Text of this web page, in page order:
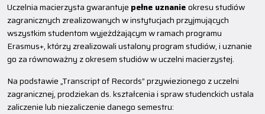
Uczelnia macierzysta gwarantuje pełne uznanieokresu studiów
zagranicznych zrealizowanych w instytucjach przyjmujących
wszystkim studentom wyjeżdżającym w ramach programu
Erasmus+, którzy zrealizowali ustalony program studiów, i uznanie
go za równoważny z okresem studiów w uczelni macierzystej.
Na podstawie „Transcript of Records” przywiezionego z uczelni
zagranicznej, prodziekan ds. kształcenia i spraw studenckich ustala
zaliczenie lub niezaliczenie danego semestru: